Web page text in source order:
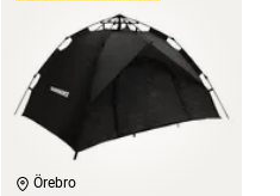
Örebro